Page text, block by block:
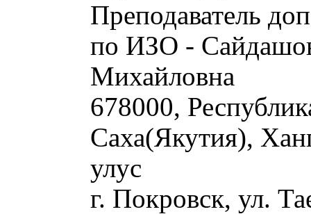
Преподаватель доп.
по ИЗО - Сайдашова
Михайловна
678000, Республика
Хангаласский улус
г. Покровск, ул.
sokolova.sokolova-